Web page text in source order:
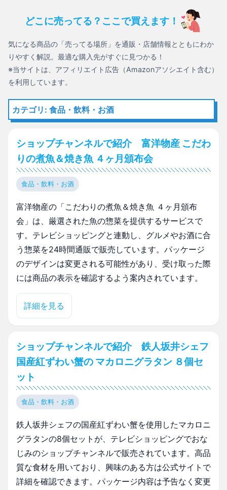
どこに売ってる？ここで買えます！
気になる商品の「売ってる場所」を通販・店舗情報とともにわか
りやすく解説。最適な購入先がすぐに見つかる！
※当サイトは、アフィリエイト広告（Amazonアソシエイト含む）
を利用しています。
カテゴリ: 食品・飲料・お酒
ショップチャンネルで紹介 富洋物産 こだわ
りの煮魚＆焼き魚 ４ヶ月頒布会
食品・飲料・お酒
富洋物産の「こだわりの煮魚＆焼き魚 ４ヶ月頒布
会」は、厳選された魚の惣菜を提供するサービスで
す。テレビショッピングと連動し、グルメやお酒に合
う惣菜を24時間通販で販売しています。パッケージ
のデザインは変更される可能性があり、受け取った際
には商品の表示を確認するよう案内されています。
詳細を見る
ショップチャンネルで紹介 鉄人坂井シェフ
国産紅ずわい蟹の マカロニグラタン ８個セ
ット
食品・飲料・お酒
鉄人坂井シェフの国産紅ずわい蟹を使用したマカロニ
グラタンの8個セットが、テレビショッピングでおな
じみのショップチャンネルで販売されています。高品
質な食材を用いており、興味のある方は公式サイトで
詳細を確認できます。パッケージ内容は予告なく変更